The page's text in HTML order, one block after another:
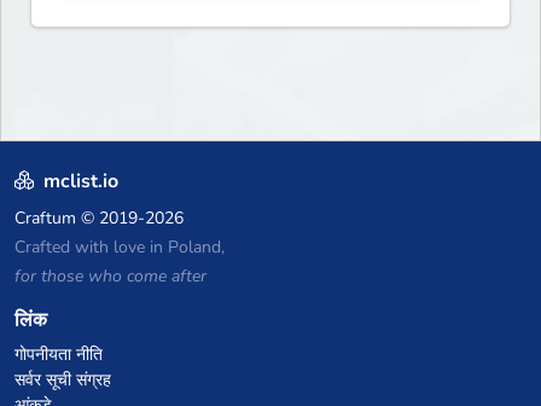
mclist.io
Craftum © 2019-2026
Crafted with love in Poland,
for those who come after
लिंक
गोपनीयता नीति
सर्वर सूची संग्रह